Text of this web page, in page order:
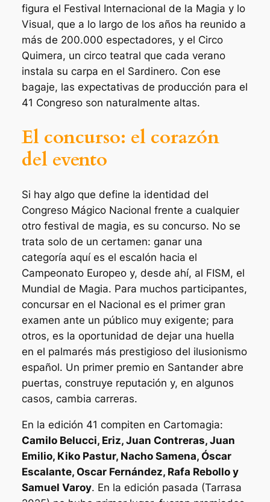
figura el Festival Internacional de la Magia y lo
Visual, que a lo largo de los años ha reunido a
más de 200.000 espectadores, y el Circo
Quimera, un circo teatral que cada verano
instala su carpa en el Sardinero. Con ese
bagaje, las expectativas de producción para el
41 Congreso son naturalmente altas.
El concurso: el corazón
del evento
Si hay algo que define la identidad del
Congreso Mágico Nacional frente a cualquier
otro festival de magia, es su concurso. No se
trata solo de un certamen: ganar una
categoría aquí es el escalón hacia el
Campeonato Europeo y, desde ahí, al FISM, el
Mundial de Magia. Para muchos participantes,
concursar en el Nacional es el primer gran
examen ante un público muy exigente; para
otros, es la oportunidad de dejar una huella
en el palmarés más prestigioso del ilusionismo
español. Un primer premio en Santander abre
puertas, construye reputación y, en algunos
casos, cambia carreras.
En la edición 41 compiten en Cartomagia:
Camilo Belucci, Eriz, Juan Contreras, Juan
Emilio, Kiko Pastur, Nacho Samena, Óscar
Escalante, Oscar Fernández, Rafa Rebollo y
Samuel Varoy. En la edición pasada (Tarrasa